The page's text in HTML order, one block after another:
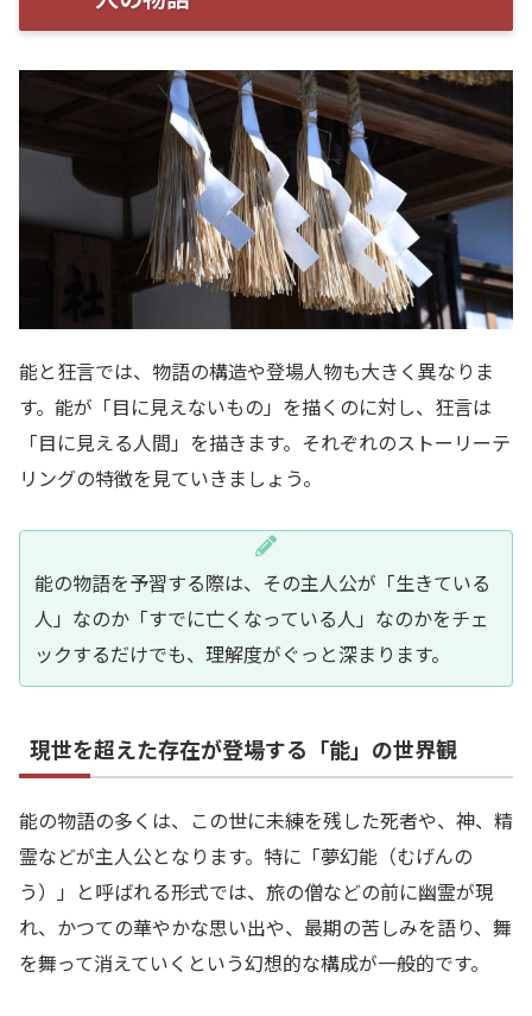
能と狂言では、物語の構造や登場人物も大きく異なりま
す。能が「目に見えないもの」を描くのに対し、狂言は
「目に見える人間」を描きます。それぞれのストーリーテ
リングの特徴を見ていきましょう。
能の物語を予習する際は、その主人公が「生きている
人」なのか「すでに亡くなっている人」なのかをチェ
ックするだけでも、理解度がぐっと深まります。
現世を超えた存在が登場する「能」の世界観
能の物語の多くは、この世に未練を残した死者や、神、精
霊などが主人公となります。特に「夢幻能（むげんの
う）」と呼ばれる形式では、旅の僧などの前に幽霊が現
れ、かつての華やかな思い出や、最期の苦しみを語り、舞
を舞って消えていくという幻想的な構成が一般的です。